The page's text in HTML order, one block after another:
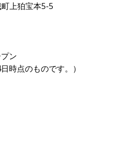
上狛宝本5-5
ン
時点のものです。）